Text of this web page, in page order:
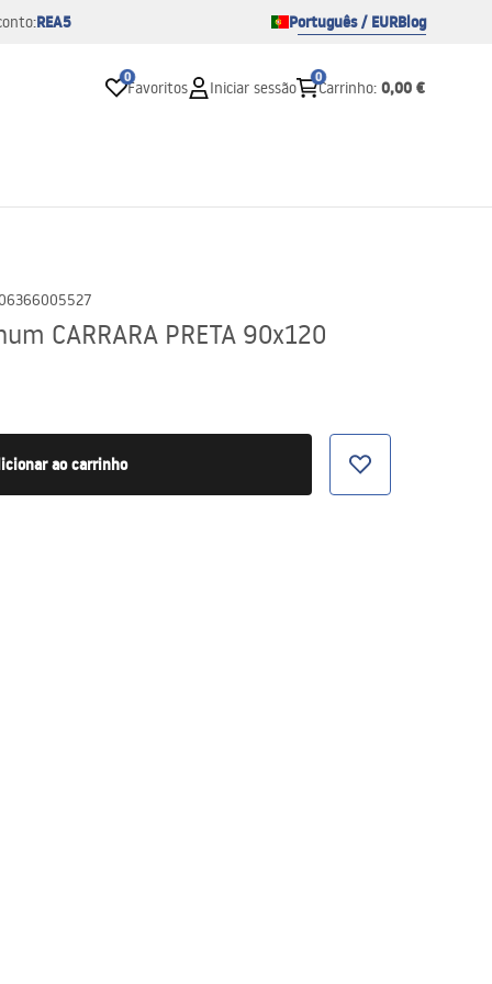
REA5 Português / EURBlog
0
Favoritos Iniciar sessão
0
Carrinho: 0,00 €
CARRARA PRETA 90x120
ao carrinho